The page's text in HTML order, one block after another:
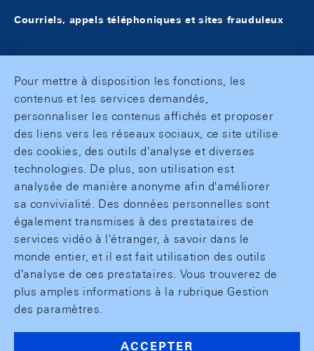
Courriels, appels téléphoniques et sites frauduleux
Pour mettre à disposition les fonctions, les
contenus et les services demandés,
personnaliser les contenus affichés et proposer
des liens vers les réseaux sociaux, ce site utilise
des cookies, des outils d'analyse et diverses
technologies. De plus, son utilisation est
analysée de manière anonyme afin d'améliorer
sa convivialité. Des données personnelles sont
également transmises à des prestataires de
services vidéo à l'étranger, à savoir dans le
monde entier, et il est fait utilisation des outils
d'analyse de ces prestataires. Vous trouverez de
plus amples informations à la rubrique Gestion
des paramètres.
ACCEPTER